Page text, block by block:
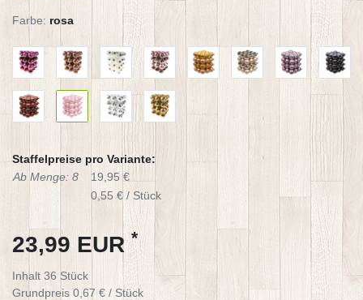
Farbe: rosa
Staffelpreise pro Variante:
Ab Menge: 8
19,95 €
0,55 € / Stück
23,99 EUR*
Inhalt 36 Stück
Grundpreis0,67 € / Stück